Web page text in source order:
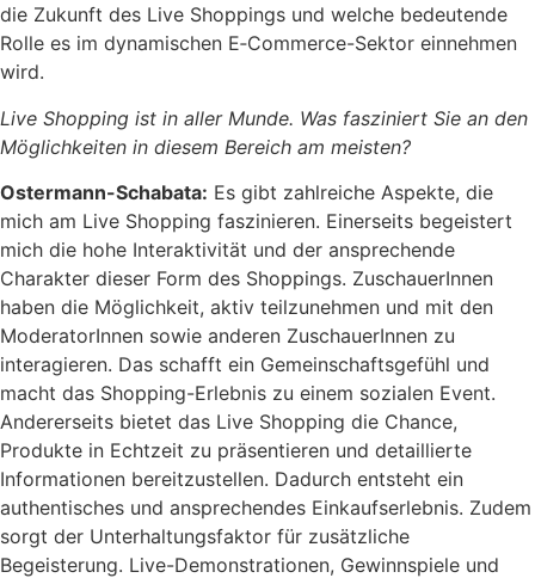
die Zukunft des Live Shoppings und welche bedeutende
Rolle es im dynamischen E‑Commerce-Sektor einnehmen
wird.
Live Shopping ist in aller Munde. Was fasziniert Sie an den
Möglichkeiten in diesem Bereich am meisten?
Ostermann-Schabata: Es gibt zahlreiche Aspekte, die
mich am Live Shopping faszinieren. Einerseits begeistert
mich die hohe Interaktivität und der ansprechende
Charakter dieser Form des Shoppings. ZuschauerInnen
haben die Möglichkeit, aktiv teilzunehmen und mit den
ModeratorInnen sowie anderen ZuschauerInnen zu
interagieren. Das schafft ein Gemeinschaftsgefühl und
macht das Shopping-Erlebnis zu einem sozialen Event.
Andererseits bietet das Live Shopping die Chance,
Produkte in Echtzeit zu präsentieren und detaillierte
Informationen bereitzustellen. Dadurch entsteht ein
authentisches und ansprechendes Einkaufserlebnis. Zudem
sorgt der Unterhaltungsfaktor für zusätzliche
Begeisterung. Live-Demonstrationen, Gewinnspiele und